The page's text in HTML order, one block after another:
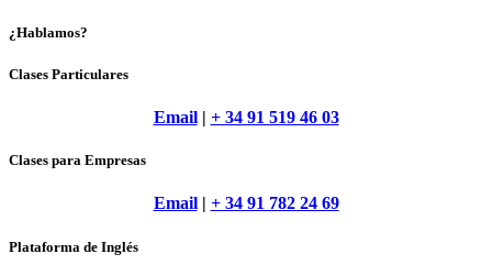
¿Hablamos?
Clases Particulares
Email| + 34 91 519 46 03
Clases para Empresas
Email| + 34 91 782 24 69
Plataforma de Inglés